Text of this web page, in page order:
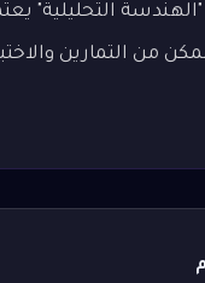
"الهندسة التحليلية"
من التمارين